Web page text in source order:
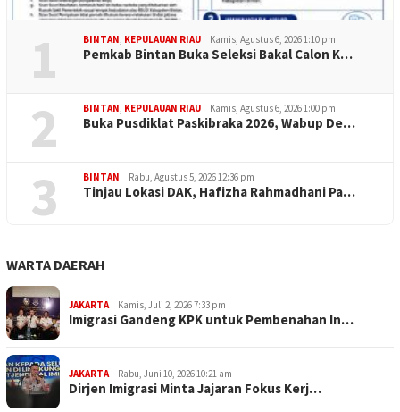
1 BINTAN, KEPULAUAN RIAU Kamis, Agustus 6, 2026 1:10 pm
Pemkab Bintan Buka Seleksi Bakal Calon K…
2 BINTAN, KEPULAUAN RIAU Kamis, Agustus 6, 2026 1:00 pm
Buka Pusdiklat Paskibraka 2026, Wabup De…
3 BINTAN Rabu, Agustus 5, 2026 12:36 pm
Tinjau Lokasi DAK, Hafizha Rahmadhani Pa…
WARTA DAERAH
JAKARTA Kamis, Juli 2, 2026 7:33 pm
Imigrasi Gandeng KPK untuk Pembenahan In…
JAKARTA Rabu, Juni 10, 2026 10:21 am
Dirjen Imigrasi Minta Jajaran Fokus Kerj…